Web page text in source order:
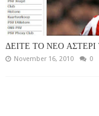
ΔΕΙΤΕ ΤΟ ΝΕΟ
November 16, 2010 0